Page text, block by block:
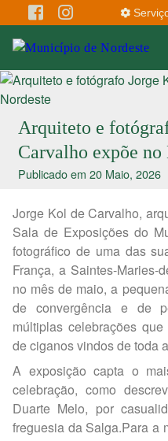
Arquiteto e
Carvalho expõe no
Publicado em 20 Maio, 2026
Jorge Kol de Carvalho,
Sala de Exposições do
fotográfico de uma das
França, a Saintes-Maries-
no mês de maio, a
de convergência e de
múltiplas celebrações
de ciganos vindos de toda
A exposição capta o
celebração, como
Duarte Melo, por
freguesia da Salga.Para a